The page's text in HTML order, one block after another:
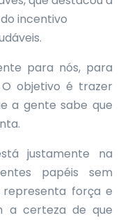
incentivo
para nós, para
objetivo é trazer
a gente sabe que
justamente na
papéis sem
representa força e
a certeza de que